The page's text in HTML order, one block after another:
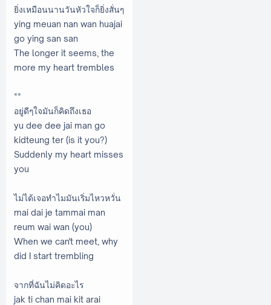
ยิ่งเหมือนนานวันหัวใจก็ยิ่งสั่นๆ
ying meuan nan wan huajai
go ying san san
The longer it seems, the
more my heart trembles
**
อยู่ดีๆใจมันก็คิดถึงเธอ
yu dee dee jai man go
kidteung ter (is it you?)
Suddenly my heart misses
you
ไม่ได้เจอทำไมมันเริ่มไหวหวั่น
mai dai je tammai man
reum wai wan (you)
When we can't meet, why
did I start trembling
จากที่ฉันไม่คิดอะไร
jak ti chan mai kit arai